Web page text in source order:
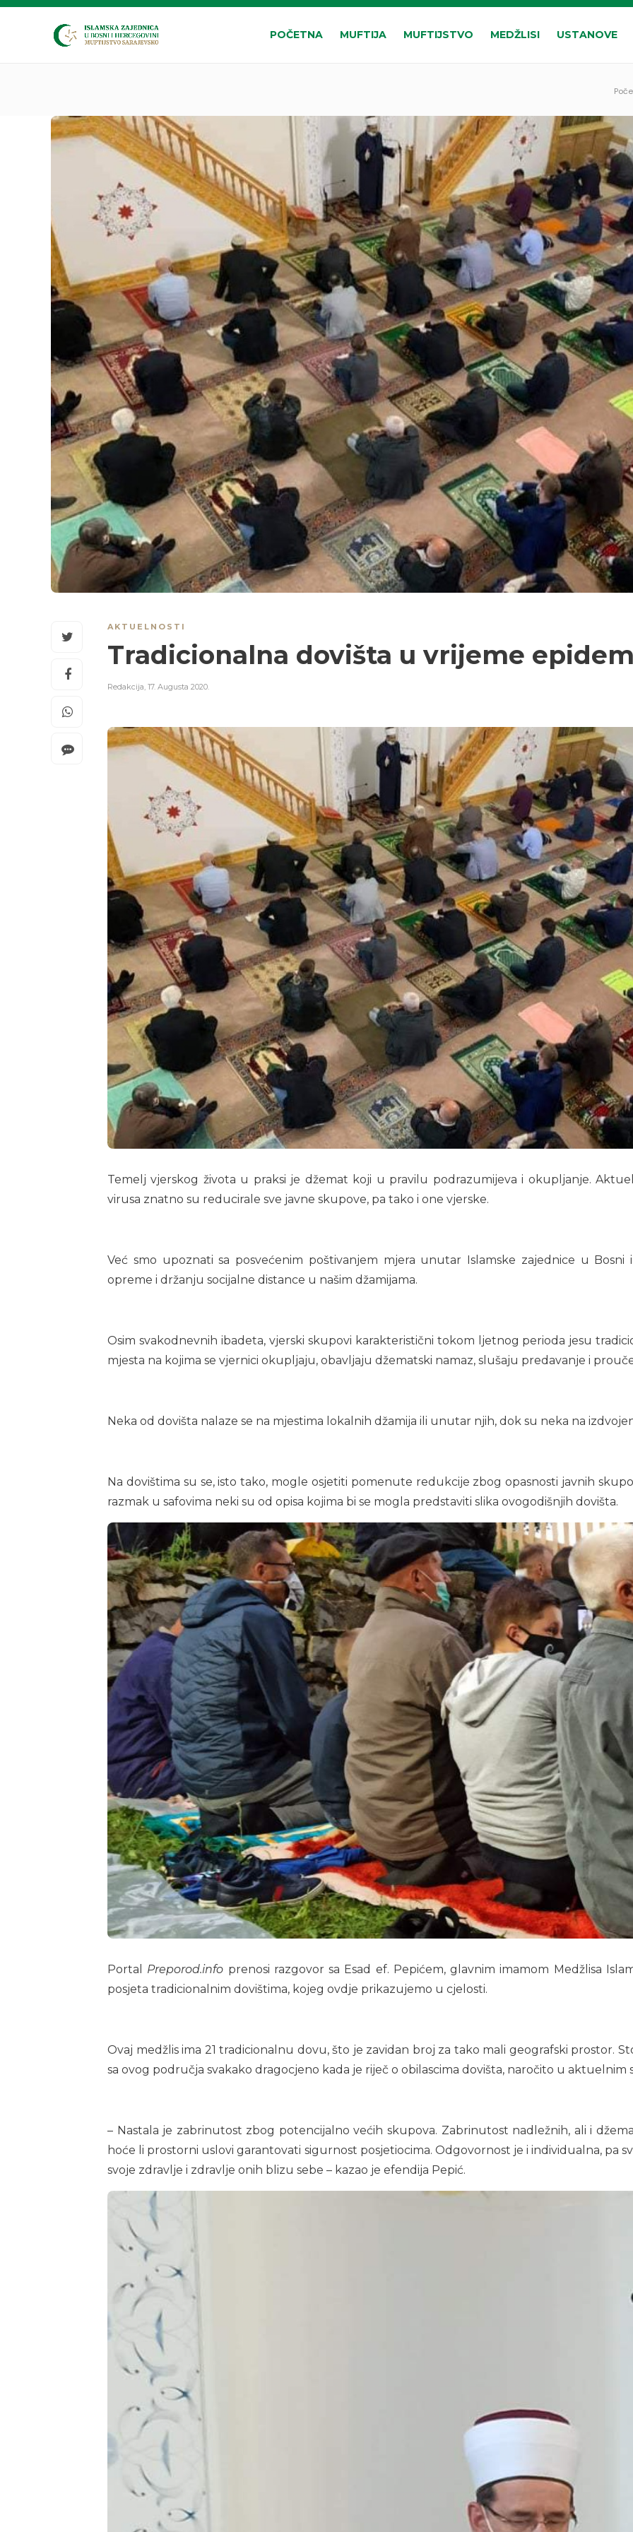
POČETNA MUFTIJA MUFTIJSTVO MEDŽLISI USTANOVE
AKTUELNOSTI
Tradicionalna dovišta u vrijeme
Redakcija, 17. Augusta 2020.
Temelj vjerskog života u praksi je džemat koji u pravilu podrazumijeva i okupljanje.
virusa znatno su reducirale sve javne skupove, pa tako i one vjerske.
Već smo upoznati sa posvećenim poštivanjem mjera unutar Islamske zajednice u
opreme i držanju socijalne distance u našim džamijama.
Osim svakodnevnih ibadeta, vjerski skupovi karakteristični tokom ljetnog perioda jesu
mjesta na kojima se vjernici okupljaju, obavljaju džematski namaz, slušaju predavanje i
Neka od dovišta nalaze se na mjestima lokalnih džamija ili unutar njih, dok su neka na
Na dovištima su se, isto tako, mogle osjetiti pomenute redukcije zbog opasnosti javnih
razmak u safovima neki su od opisa kojima bi se mogla predstaviti slika ovogodišnjih dovišta.
Portal Preporod.info prenosi razgovor sa Esad ef. Pepićem, glavnim imamom Medžlisa
posjeta tradicionalnim dovištima, kojeg ovdje prikazujemo u cjelosti.
Ovaj medžlis ima 21 tradicionalnu dovu, što je zavidan broj za tako mali geografski prostor.
sa ovog područja svakako dragocjeno kada je riječ o obilascima dovišta, naročito u aktuelnim
– Nastala je zabrinutost zbog potencijalno većih skupova. Zabrinutost nadležnih, ali i
hoće li prostorni uslovi garantovati sigurnost posjetiocima. Odgovornost je i individualna, pa
svoje zdravlje i zdravlje onih blizu sebe – kazao je efendija Pepić.